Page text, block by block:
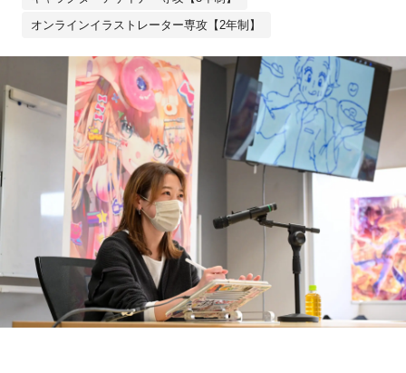
オンラインイラストレーター専攻【2年制】